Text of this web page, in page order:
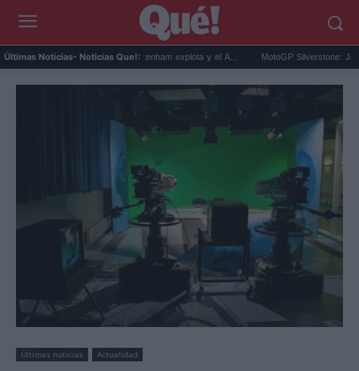
Últimas Noticias- Noticias Que!:
Romero Barcelona: el Tottenham explota y el A... MotoGP Silverstone: Jorge
Últimas noticias Actualidad